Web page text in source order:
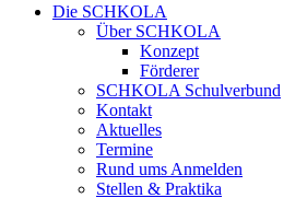
Die SCHKOLA
Über SCHKOLA
Konzept
Förderer
SCHKOLA Schulverbund
Kontakt
Aktuelles
Termine
Rund ums Anmelden
Stellen & Praktika